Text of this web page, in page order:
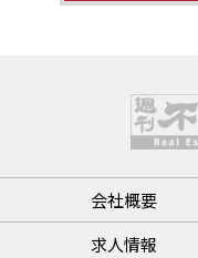
会社概要
求人情報